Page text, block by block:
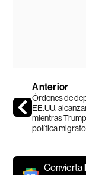
Anterior
Órdenes de
EE.UU.
mientras
política
Convierta